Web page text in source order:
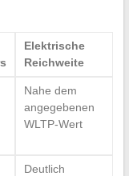
Elektrische
Reichweite
Nahe dem
angegebenen
WLTP-Wert
Deutlich